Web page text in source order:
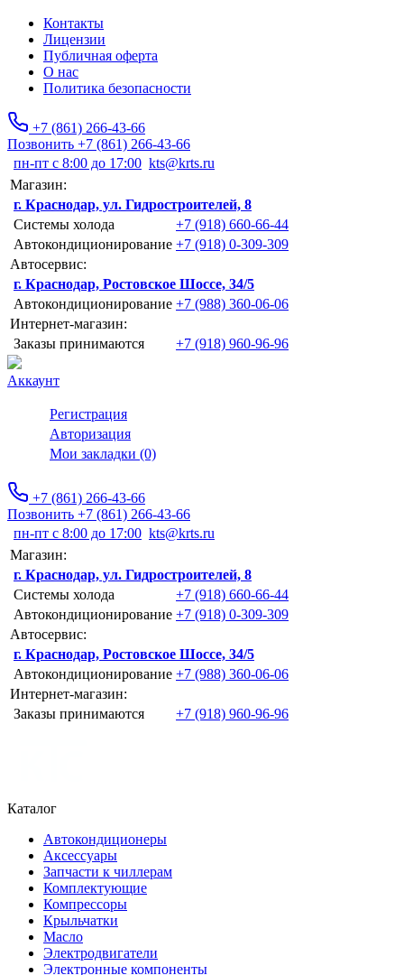
Контакты
Лицензии
Публичная оферта
О нас
Политика безопасности
+7 (861) 266-43-66
Позвонить +7 (861) 266-43-66
пн-пт с 8:00 до 17:00 kts@krts.ru
Магазин:
г. Краснодар, ул. Гидростроителей, 8
Системы холода
+7 (918) 660-66-44
Автокондиционирование +7 (918) 0-309-309
Автосервис:
г. Краснодар, Ростовское Шоссе, 34/5
Автокондиционирование +7 (988) 360-06-06
Интернет-магазин:
Заказы принимаются
+7 (918) 960-96-96
Аккаунт
Регистрация
Авторизация
Мои закладки (0)
+7 (861) 266-43-66
Позвонить +7 (861) 266-43-66
пн-пт с 8:00 до 17:00 kts@krts.ru
Магазин:
г. Краснодар, ул. Гидростроителей, 8
Системы холода
+7 (918) 660-66-44
Автокондиционирование +7 (918) 0-309-309
Автосервис:
г. Краснодар, Ростовское Шоссе, 34/5
Автокондиционирование +7 (988) 360-06-06
Интернет-магазин:
Заказы принимаются
+7 (918) 960-96-96
Каталог
Автокондиционеры
Аксессуары
Запчасти к чиллерам
Комплектующие
Компрессоры
Крыльчатки
Масло
Электродвигатели
Электронные компоненты